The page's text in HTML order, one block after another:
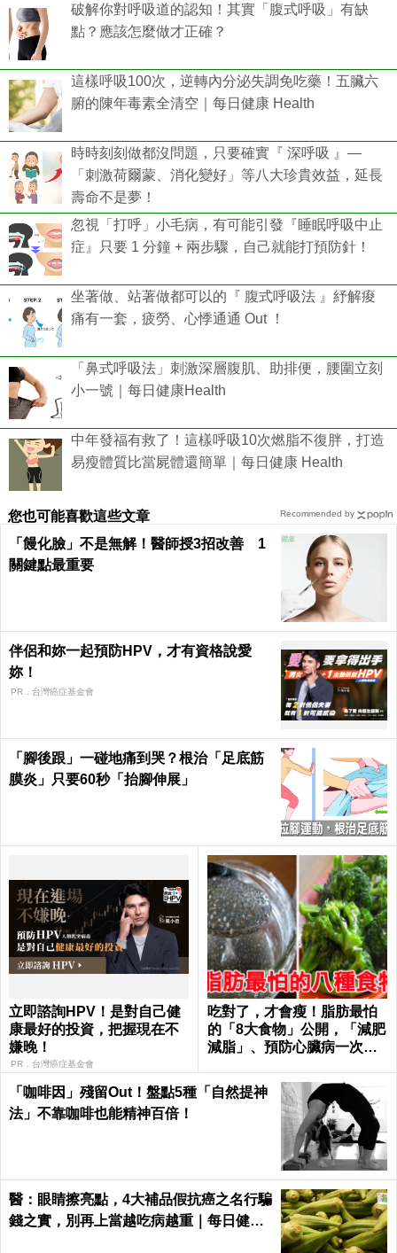
破解你對呼吸道的認知！其實「腹式呼吸」有缺
點？應該怎麼做才正確？
這樣呼吸100次，逆轉內分泌失調免吃藥！五臟六
腑的陳年毒素全清空｜每日健康 Health
時時刻刻做都沒問題，只要確實『 深呼吸 』—
「刺激荷爾蒙、消化變好」等八大珍貴效益，延長
壽命不是夢！
忽視「打呼」小毛病，有可能引發『睡眠呼吸中止
症』只要 1 分鐘 + 兩步驟，自己就能打預防針！
坐著做、站著做都可以的『 腹式呼吸法 』紓解痠
痛有一套，疲勞、心悸通通 Out ！
「鼻式呼吸法」刺激深層腹肌、助排便，腰圍立刻
小一號｜每日健康Health
中年發福有救了！這樣呼吸10次燃脂不復胖，打造
易瘦體質比當屍體還簡單｜每日健康 Health
您也可能喜歡這些文章
「饅化臉」不是無解！醫師授3招改善 1
關鍵點最重要
伴侶和妳一起預防HPV，才有資格說愛
妳！
PR．台灣癌症基金會
「腳後跟」一碰地痛到哭？根治「足底筋
膜炎」只要60秒「抬腳伸展」
立即諮詢HPV！是對自己健
康最好的投資，把握現在不
嫌晚！
PR．台灣癌症基金會
吃對了，才會瘦！脂肪最怕
的「8大食物」公開，「減肥
減脂」、預防心臟病一次滿
「咖啡因」殘留Out！盤點5種「自然提神
法」不靠咖啡也能精神百倍！
醫：眼睛擦亮點，4大補品假抗癌之名行騙
錢之實，別再上當越吃病越重｜每日健康
Recommended by